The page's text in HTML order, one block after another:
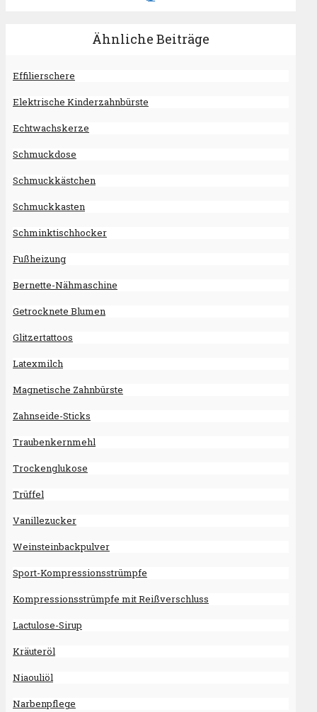
Ähnliche Beiträge
Effilierschere
Elektrische Kinderzahnbürste
Echtwachskerze
Schmuckdose
Schmuckkästchen
Schmuckkasten
Schminktischhocker
Fußheizung
Bernette-Nähmaschine
Getrocknete Blumen
Glitzertattoos
Latexmilch
Magnetische Zahnbürste
Zahnseide-Sticks
Traubenkernmehl
Trockenglukose
Trüffel
Vanillezucker
Weinsteinbackpulver
Sport-Kompressionsstrümpfe
Kompressionsstrümpfe mit Reißverschluss
Lactulose-Sirup
Kräuteröl
Niaouliöl
Narbenpflege